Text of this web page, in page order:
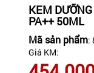
KEM
PA++ 50ML
Mã sản phẩm:
Giá KM: